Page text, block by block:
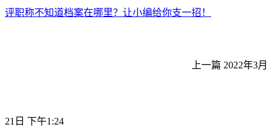
评职称不知道档案在哪里？让小编给你支一招！
上一篇 2022年3月
21日 下午1:24